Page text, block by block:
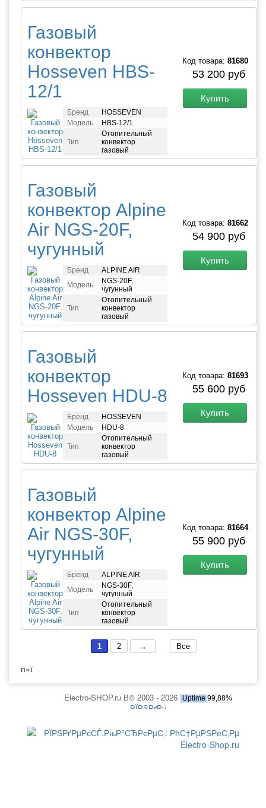
Газовый
конвектор
Hosseven HBS-
12/1
Код товара: 81680
53 200 руб
Купить
Бренд
HOSSEVEN
Модель
HBS-12/1
Тип
Отопительный
конвектор
газовый
Газовый
конвектор Alpine
Air NGS-20F,
чугунный
Код товара: 81662
54 900 руб
Купить
Бренд
ALPINE AIR
Модель
NGS-20F,
чугунный
Тип
Отопительный
конвектор
газовый
Газовый
конвектор
Hosseven HDU-8
Код товара: 81693
55 600 руб
Купить
Бренд
HOSSEVEN
Модель
HDU-8
Тип
Отопительный
конвектор
газовый
Газовый
конвектор Alpine
Air NGS-30F,
чугунный
Код товара: 81664
55 900 руб
Купить
Бренд
ALPINE AIR
Модель
NGS-30F,
чугунный
Тип
Отопительный
конвектор
газовый
1 2 → Все
п»ї
Electro-SHOP.ru В© 2003 - 2026